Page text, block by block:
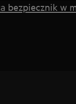
bezpiecznik w